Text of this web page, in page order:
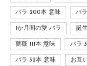
バラ 200本 意味 バ
1か月間の愛 バラ 誕
薔薇 111本 意味 バラ
バラ 32本 意味 お互